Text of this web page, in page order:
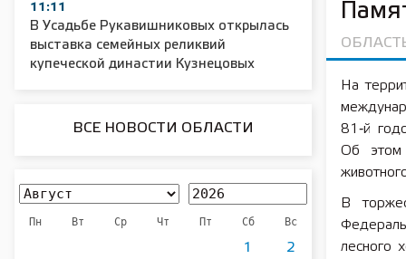
11:11
В Усадьбе Рукавишниковых открылась
выставка семейных реликвий
купеческой династии Кузнецовых
ВСЕ НОВОСТИ ОБЛАСТИ
Пн Вт Ср Чт Пт Сб Вс
1 2
На
81‑й
Об этом
В
лесного